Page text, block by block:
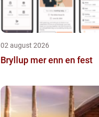
02 august 2026
Bryllup mer enn en fest